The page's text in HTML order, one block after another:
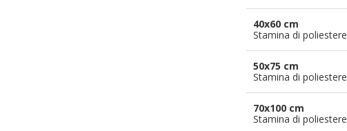
40x60 cm
Stamina di poliestere
50x75 cm
Stamina di poliestere
70x100 cm
Stamina di poliestere